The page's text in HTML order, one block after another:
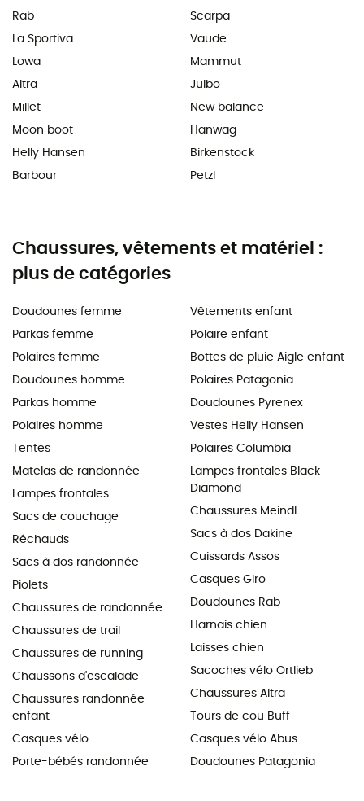
Rab
La Sportiva
Lowa
Altra
Millet
Moon boot
Helly Hansen
Barbour
Scarpa
Vaude
Mammut
Julbo
New balance
Hanwag
Birkenstock
Petzl
Chaussures, vêtements et matériel :
plus de catégories
Doudounes femme
Parkas femme
Polaires femme
Doudounes homme
Parkas homme
Polaires homme
Tentes
Matelas de randonnée
Lampes frontales
Sacs de couchage
Réchauds
Sacs à dos randonnée
Piolets
Chaussures de randonnée
Chaussures de trail
Chaussures de running
Chaussons d'escalade
Chaussures randonnée
enfant
Casques vélo
Porte-bébés randonnée
Vêtements enfant
Polaire enfant
Bottes de pluie Aigle enfant
Polaires Patagonia
Doudounes Pyrenex
Vestes Helly Hansen
Polaires Columbia
Lampes frontales Black
Diamond
Chaussures Meindl
Sacs à dos Dakine
Cuissards Assos
Casques Giro
Doudounes Rab
Harnais chien
Laisses chien
Sacoches vélo Ortlieb
Chaussures Altra
Tours de cou Buff
Casques vélo Abus
Doudounes Patagonia